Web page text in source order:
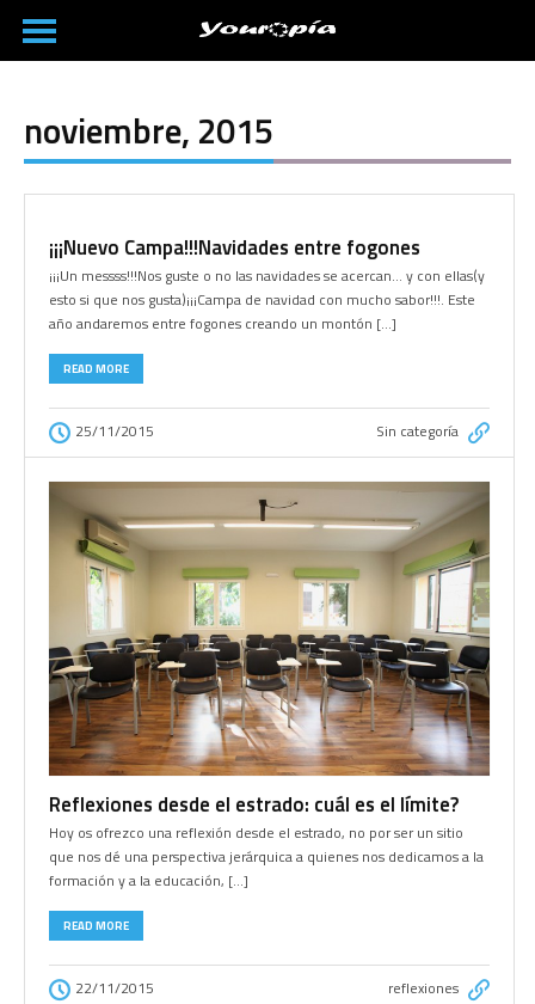
noviembre, 2015
¡¡¡Nuevo Campa!!!Navidades entre fogones
¡¡¡Un messss!!!Nos guste o no las navidades se acercan… y con ellas(y
esto si que nos gusta)¡¡¡Campa de navidad con mucho sabor!!!. Este
año andaremos entre fogones creando un montón […]
READ MORE
25/11/2015 Sin categoría
Reflexiones desde el estrado: cuál es el límite?
Hoy os ofrezco una reflexión desde el estrado, no por ser un sitio
que nos dé una perspectiva jerárquica a quienes nos dedicamos a la
formación y a la educación, […]
READ MORE
22/11/2015 reflexiones